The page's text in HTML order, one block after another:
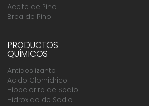
Aceite de Pino
Brea de Pino
PRODUCTOS
QUÍMICOS
Antideslizante
Acido Clorhidrico
Hipoclorito de Sodio
Hidroxido de Sodio